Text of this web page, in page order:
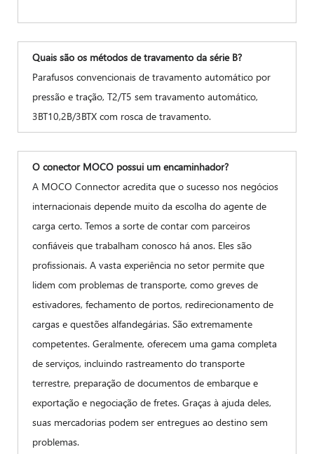
Quais são os métodos de travamento da série B?
Parafusos convencionais de travamento automático por
pressão e tração, T2/T5 sem travamento automático,
3BT10,2B/3BTX com rosca de travamento.
O conector MOCO possui um encaminhador?
A MOCO Connector acredita que o sucesso nos negócios
internacionais depende muito da escolha do agente de
carga certo. Temos a sorte de contar com parceiros
confiáveis ​​que trabalham conosco há anos. Eles são
profissionais. A vasta experiência no setor permite que
lidem com problemas de transporte, como greves de
estivadores, fechamento de portos, redirecionamento de
cargas e questões alfandegárias. São extremamente
competentes. Geralmente, oferecem uma gama completa
de serviços, incluindo rastreamento do transporte
terrestre, preparação de documentos de embarque e
exportação e negociação de fretes. Graças à ajuda deles,
suas mercadorias podem ser entregues ao destino sem
problemas.